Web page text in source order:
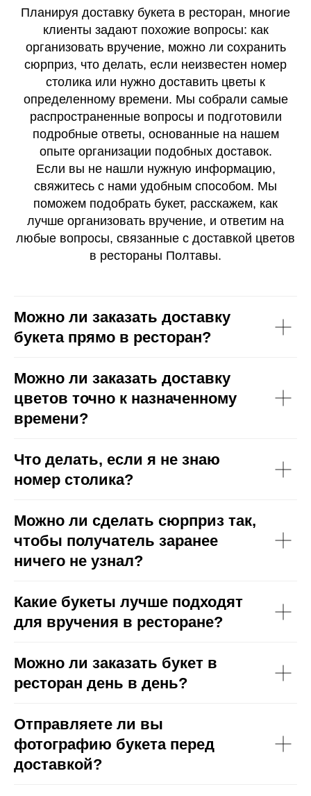
Планируя доставку букета в ресторан, многие
клиенты задают похожие вопросы: как
организовать вручение, можно ли сохранить
сюрприз, что делать, если неизвестен номер
столика или нужно доставить цветы к
определенному времени. Мы собрали самые
распространенные вопросы и подготовили
подробные ответы, основанные на нашем
опыте организации подобных доставок.
Если вы не нашли нужную информацию,
свяжитесь с нами удобным способом. Мы
поможем подобрать букет, расскажем, как
лучше организовать вручение, и ответим на
любые вопросы, связанные с доставкой цветов
в рестораны Полтавы.
Можно ли заказать доставку
букета прямо в ресторан?
Можно ли заказать доставку
цветов точно к назначенному
времени?
Что делать, если я не знаю
номер столика?
Можно ли сделать сюрприз так,
чтобы получатель заранее
ничего не узнал?
Какие букеты лучше подходят
для вручения в ресторане?
Можно ли заказать букет в
ресторан день в день?
Отправляете ли вы
фотографию букета перед
доставкой?